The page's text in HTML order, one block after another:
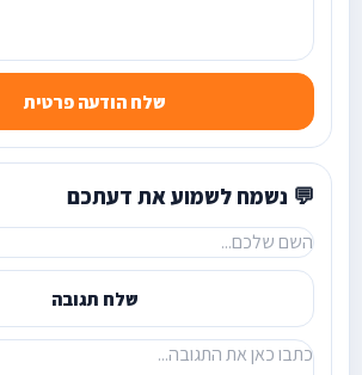
שלח הודעה פרטית
💬 נשמח לשמוע את דעתכם
שלח תגובה